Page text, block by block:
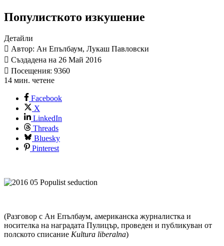
Популисткото изкушение
Детайли
Автор: Ан Епълбаум, Лукаш Павловски
Създадена на 26 Май 2016
Посещения: 9360
14 мин. четене
Facebook
X
LinkedIn
Threads
Bluesky
Pinterest
(Разговор с Ан Епълбаум, американска журналистка и
носителка на наградата Пулицър, проведен и публикуван от
полското списание Kultura liberalna)